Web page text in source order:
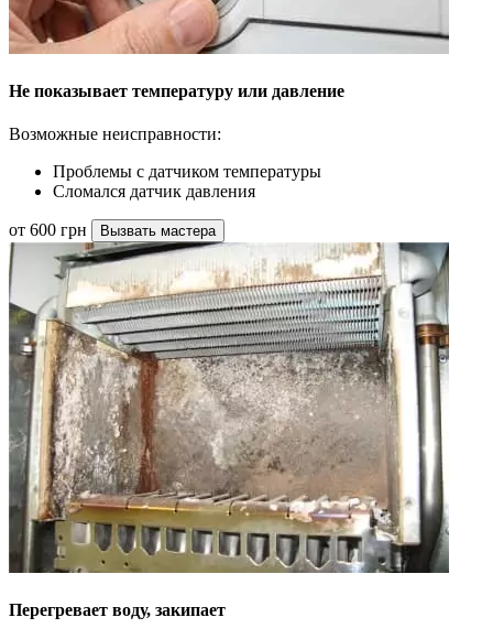
Не показывает температуру или давление
Возможные неисправности:
Проблемы с датчиком температуры
Сломался датчик давления
от 600 грн Вызвать мастера
Перегревает воду, закипает